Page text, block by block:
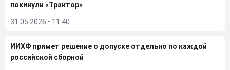
покинули «Трактор»
31.05.2026 • 11:40
ИИХФ примет решение о допуске отдельно по каждой
российской сборной